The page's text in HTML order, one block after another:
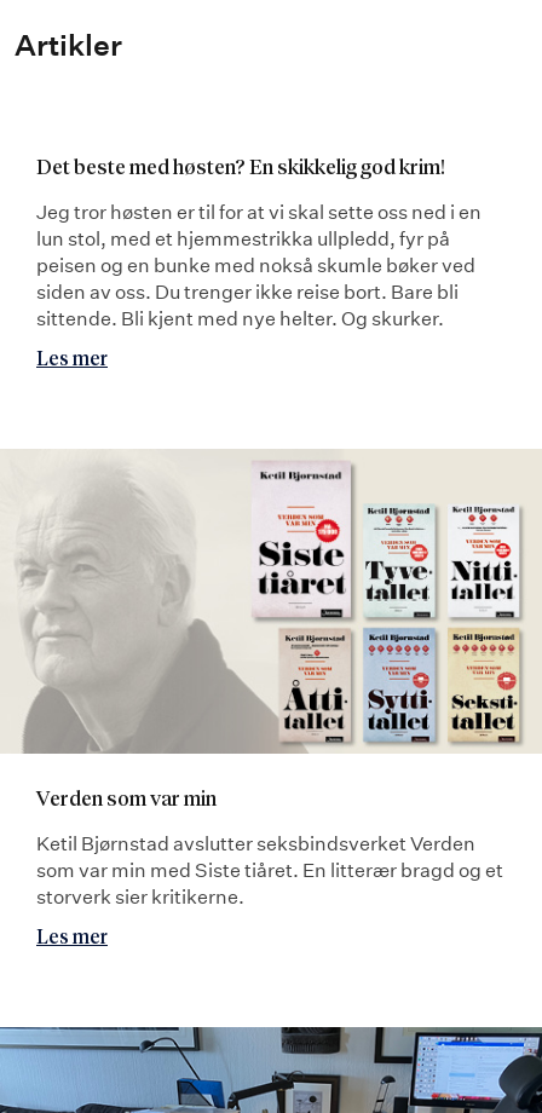
Artikler
Det beste med høsten? En skikkelig god krim!
Jeg tror høsten er til for at vi skal sette oss ned i en
lun stol, med et hjemmestrikka ullpledd, fyr på
peisen og en bunke med nokså skumle bøker ved
siden av oss. Du trenger ikke reise bort. Bare bli
sittende. Bli kjent med nye helter. Og skurker.
Les mer
Verden som var min
Ketil Bjørnstad avslutter seksbindsverket Verden
som var min med Siste tiåret. En litterær bragd og et
storverk sier kritikerne.
Les mer